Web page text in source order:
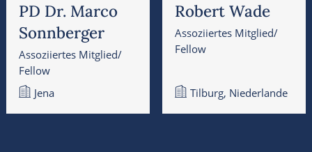
PD Dr. Marco
Sonnberger
Assoziiertes Mitglied/
Fellow
Jena
Robert Wade
Assoziiertes Mitglied/
Fellow
Tilburg, Niederlande